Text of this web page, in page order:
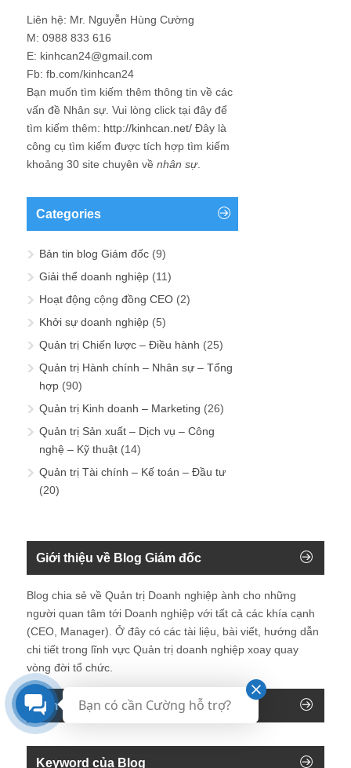
Liên hệ: Mr. Nguyễn Hùng Cường
M: 0988 833 616
E: kinhcan24@gmail.com
Fb: fb.com/kinhcan24
Bạn muốn tìm kiếm thêm thông tin về các
vấn đề Nhân sự. Vui lòng click tại đây để
tìm kiếm thêm: http://kinhcan.net/ Đây là
công cụ tìm kiếm được tích hợp tìm kiếm
khoảng 30 site chuyên về nhân sự.
Categories
Bản tin blog Giám đốc (9)
Giải thể doanh nghiệp (11)
Hoạt động cộng đồng CEO (2)
Khởi sự doanh nghiệp (5)
Quản trị Chiến lược – Điều hành (25)
Quản trị Hành chính – Nhân sự – Tổng
hợp (90)
Quản trị Kinh doanh – Marketing (26)
Quản trị Sản xuất – Dịch vụ – Công
nghệ – Kỹ thuật (14)
Quản trị Tài chính – Kế toán – Đầu tư
(20)
Giới thiệu về Blog Giám đốc
Blog chia sẻ về Quản trị Doanh nghiệp ành cho những
người quan tâm tới Doanh nghiệp với tất cả các khía cạnh
(CEO, Manager). Ở đây có các tài liệu, bài viết, hướng dẫn
chi tiết trong lĩnh vực Quản trị doanh nghiệp xoay quay
vòng đời tổ chức.
Tìm kiếm trên blog
Keyword của Blog
Bạn có cần Cường hỗ trợ?